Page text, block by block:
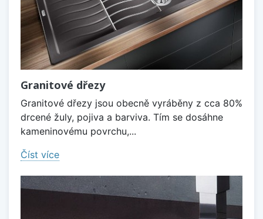
Granitové dřezy
Granitové dřezy jsou obecně vyráběny z cca 80%
drcené žuly, pojiva a barviva. Tím se dosáhne
kameninovému povrchu,...
Číst více